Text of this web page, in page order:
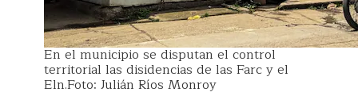
En el municipio se disputan el control
territorial las disidencias de las Farc y el
Eln.Foto: Julián Ríos Monroy